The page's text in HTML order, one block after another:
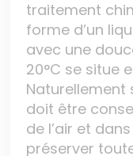
traitement
forme d’un
avec une
20°C se situe
Naturellement
doit être
de l’air et
préserver